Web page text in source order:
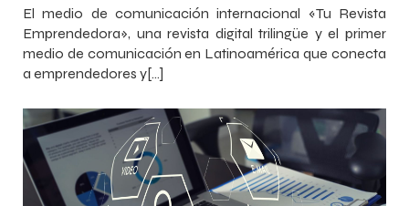
El medio de comunicación internacional «Tu Revista
Emprendedora», una revista digital trilingüe y el primer
medio de comunicación en Latinoamérica que conecta
a emprendedores y[…]